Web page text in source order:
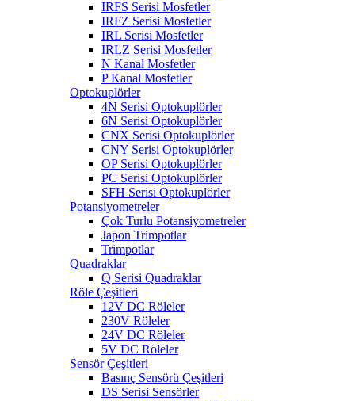
IRFS Serisi Mosfetler
IRFZ Serisi Mosfetler
IRL Serisi Mosfetler
IRLZ Serisi Mosfetler
N Kanal Mosfetler
P Kanal Mosfetler
Optokuplörler
4N Serisi Optokuplörler
6N Serisi Optokuplörler
CNX Serisi Optokuplörler
CNY Serisi Optokuplörler
OP Serisi Optokuplörler
PC Serisi Optokuplörler
SFH Serisi Optokuplörler
Potansiyometreler
Çok Turlu Potansiyometreler
Japon Trimpotlar
Trimpotlar
Quadraklar
Q Serisi Quadraklar
Röle Çeşitleri
12V DC Röleler
230V Röleler
24V DC Röleler
5V DC Röleler
Sensör Çeşitleri
Basınç Sensörü Çeşitleri
DS Serisi Sensörler